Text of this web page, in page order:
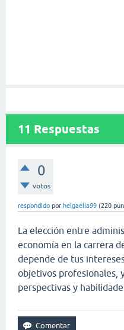
11 Respuestas
0
votos
respondido por helgaella99 (220
La elección entre
economía en la carrera
depende de tus
objetivos profesionales,
perspectivas y